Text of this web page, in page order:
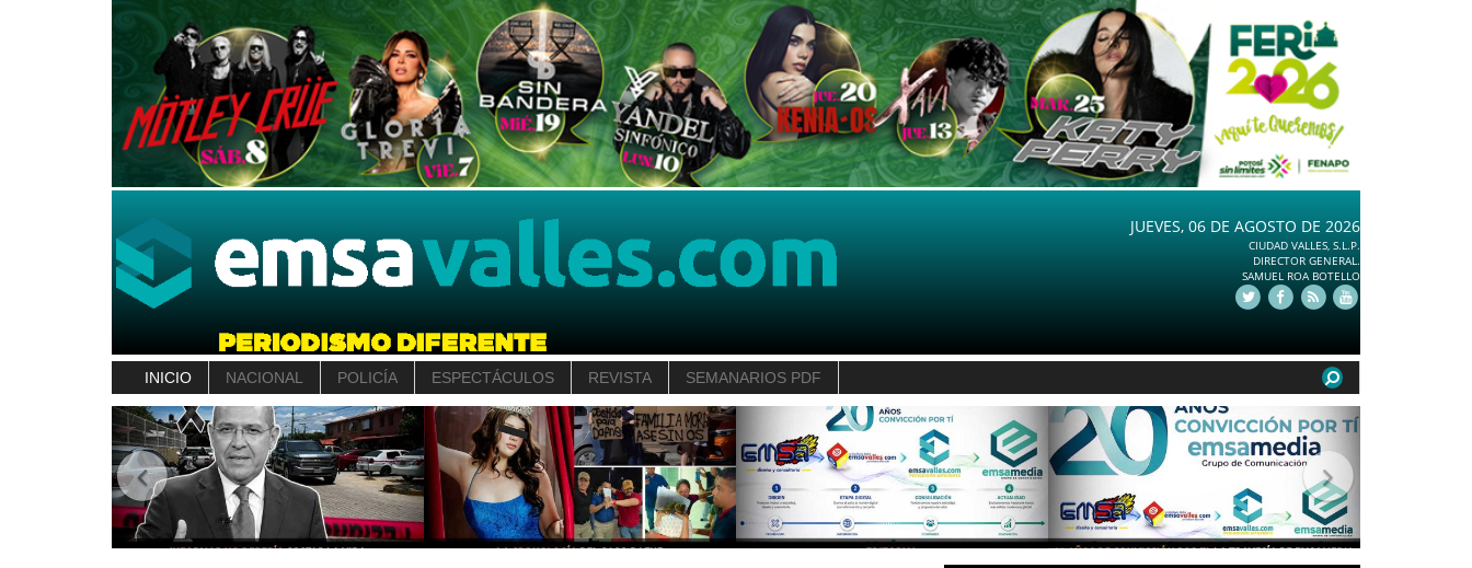
JUEVES, 06 DE AGOSTO DE 2026
CIUDAD VALLES, S.L.P.
DIRECTOR GENERAL.
SAMUEL ROA BOTELLO
INICIO NACIONAL POLICÍA ESPECTÁCULOS REVISTA SEMANARIOS PDF